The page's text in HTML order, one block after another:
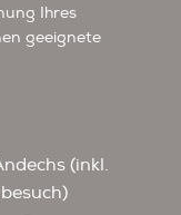
Ihres
geeignete
(inkl.